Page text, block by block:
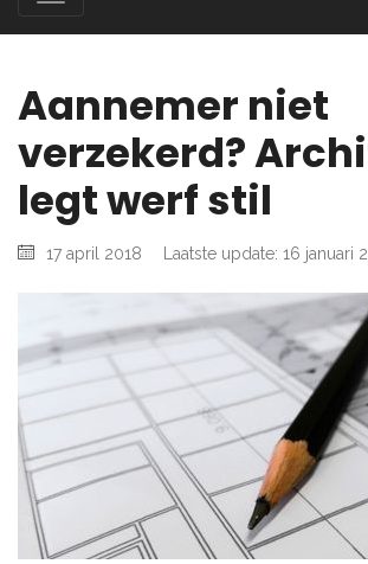
Aannemer niet
verzekerd?
legt werf stil
17 april 2018 Laatste update: 16 januari